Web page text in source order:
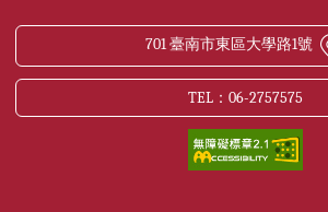
701 臺南市東區大學路1號
TEL：06-2757575